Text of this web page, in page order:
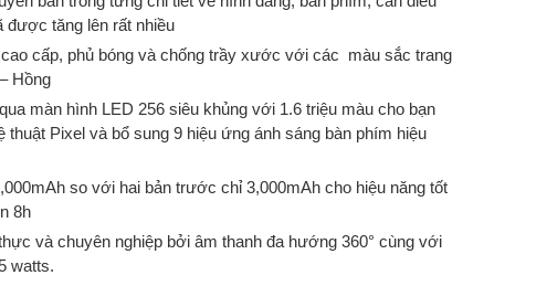
tăng lên rất nhiều
cấp, phủ bóng và chống trầy xước với các màu sắc trang
Hồng
màn hình LED 256 siêu khủng với 1.6 triệu màu cho bạn
Pixel và bổ sung 9 hiệu ứng ánh sáng bàn phím hiệu
so với hai bản trước chỉ 3,000mAh cho hiệu năng tốt
8h
và chuyên nghiệp bởi âm thanh đa hướng 360° cùng với
watts.